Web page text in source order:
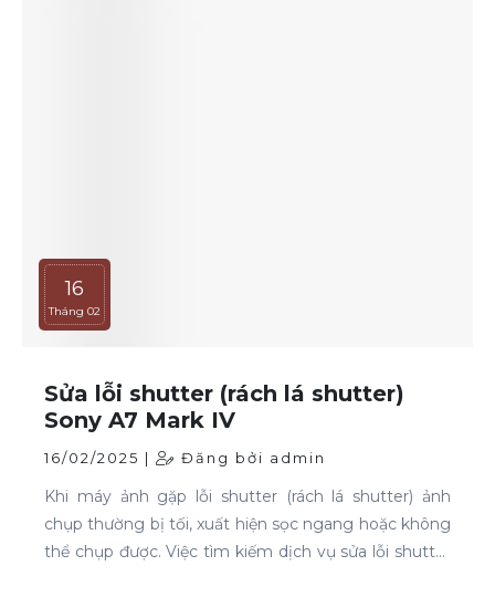
25
Tháng 02
Sửa lens Sony FE 28-70mm f/3.5-
5.6
25/02/2025 | Đăng bởi admin
Sửa lens Sony FE 28-70mm không chỉ giúp ống
kính của bạn hoạt động mượt mà như mới mà còn
kéo dài tuổi thọ của thiết bị. Nếu bạn gặp tình trạng